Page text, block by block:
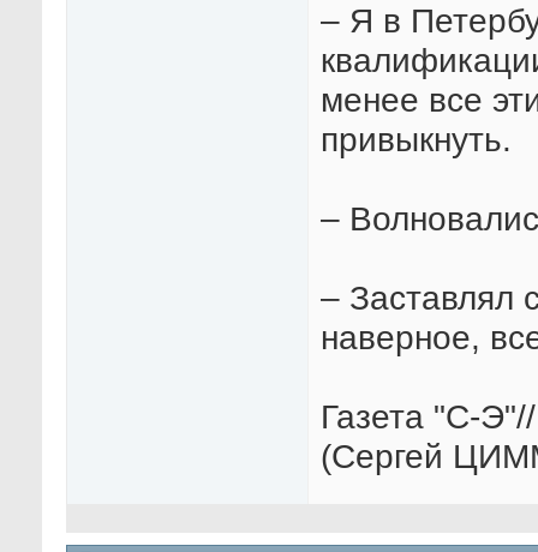
– Я в
менее все
привыкнуть.
–
– Заставлял
наверное,
Газета "С-
(Сергей